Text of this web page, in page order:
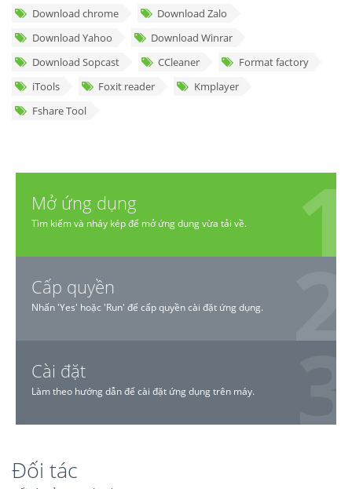
Download chrome
Download Zalo
Download Yahoo
Download Winrar
Download Sopcast
CCleaner
Format factory
iTools
Foxit reader
Kmplayer
Fshare Tool
Mở ứng dụng
Tìm kiếm và nháy kép để mở ứng dụng vừa tải về.
Cấp quyền
Nhấn 'Yes' hoặc 'Run' để cấp quyền cài đặt ứng dụng.
Cài đặt
Làm theo hướng dẫn để cài đặt ứng dụng trên máy.
Đối tác